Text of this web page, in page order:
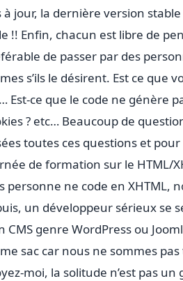
à jour, la dernière version
!! Enfin, chacun est libre de
de passer par des
s’ils le désirent. Est ce que
Est-ce que le code ne génère
? etc… Beaucoup de
toutes ces questions et
de formation sur le HTML/
personne ne code en XHTML,
un développeur sérieux se
CMS genre WordPress ou
sac car nous ne sommes
moi, la solitude n’est pas